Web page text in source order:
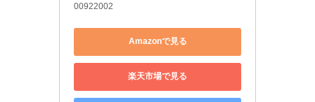
00922002
Amazonで見る
楽天市場で見る